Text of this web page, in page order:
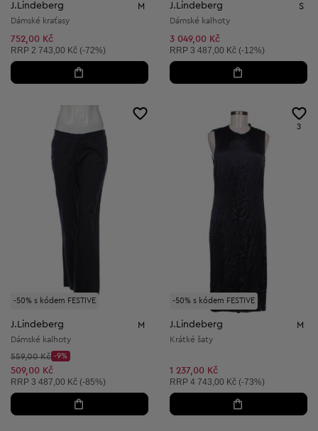
J.Lindeberg M
Dámské kraťasy
752,00 Kč
Doporučená cena:
RRP 2 743,00 Kč (-72%)
J.Lindeberg S
Dámské kalhoty
3 049,00 Kč
Doporučená cena:
RRP 3 487,00 Kč (-12%)
-50% s kódem FESTIVE
J.Lindeberg M
Dámské kalhoty
Původní cena:
559,00 Kč
Discount Price:
-9%
Snížená cena:
509,00 Kč
Doporučená cena:
RRP 3 487,00 Kč (-85%)
-50% s kódem FESTIVE
3
J.Lindeberg M
Krátké šaty
1 237,00 Kč
Doporučená cena:
RRP 4 743,00 Kč (-73%)